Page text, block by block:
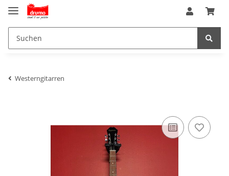
Westerngitarren